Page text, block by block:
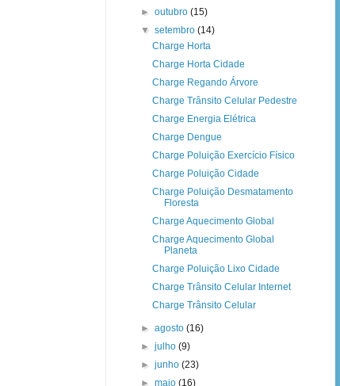
► outubro (15)
▼ setembro (14)
Charge Horta
Charge Horta Cidade
Charge Regando Árvore
Charge Trânsito Celular Pedestre
Charge Energia Elétrica
Charge Dengue
Charge Poluição Exercício Físico
Charge Poluição Cidade
Charge Poluição Desmatamento
Floresta
Charge Aquecimento Global
Charge Aquecimento Global
Planeta
Charge Poluição Lixo Cidade
Charge Trânsito Celular Internet
Charge Trânsito Celular
► agosto (16)
► julho (9)
► junho (23)
► maio (16)